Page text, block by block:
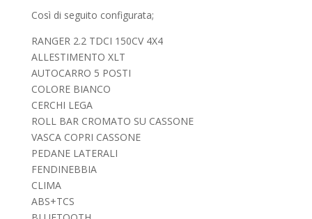
Così di seguito configurata;
RANGER 2.2 TDCI 150CV 4X4
ALLESTIMENTO XLT
AUTOCARRO 5 POSTI
COLORE BIANCO
CERCHI LEGA
ROLL BAR CROMATO SU CASSONE
VASCA COPRI CASSONE
PEDANE LATERALI
FENDINEBBIA
CLIMA
ABS+TCS